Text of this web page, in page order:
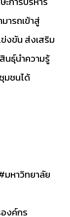
รถเข้าสู่
งขัน ส่งเสริม
นธุ์นำความรู้
มชนได้
มหาวิทยาลัย
งค์กร